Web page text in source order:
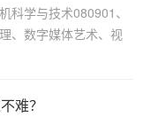
科学与技术080901、
、数字媒体艺术、视
难？